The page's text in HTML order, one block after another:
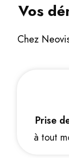
Vos
Chez
Prise
à tout